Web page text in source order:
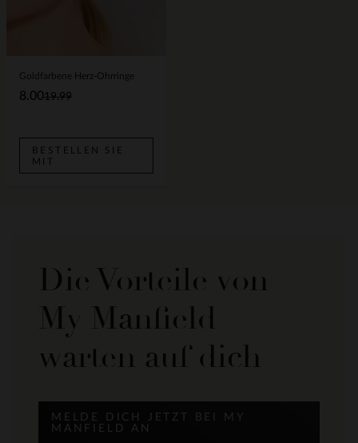
Goldfarbene Herz-Ohrringe
19.99
8.00
BESTELLEN SIE
MIT
Die Vorteile von
My Manfield
warten auf dich
MELDE DICH JETZT BEI MY
MANFIELD AN